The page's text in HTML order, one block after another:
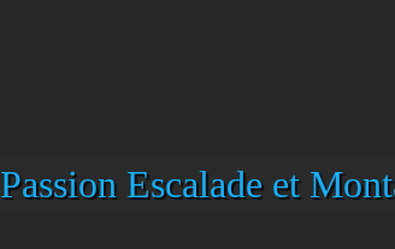
Passion Escalade et